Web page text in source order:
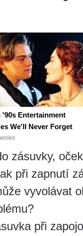
zásuvky,
při zapnutí
vyvolávat
při